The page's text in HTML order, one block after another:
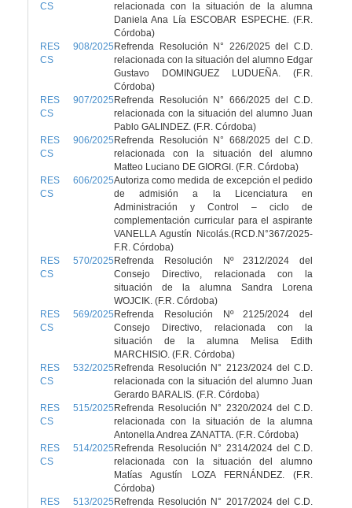
CS
relacionada con la situación de la alumna
Daniela Ana Lía ESCOBAR ESPECHE. (F.R.
Córdoba)
RES 908/2025
CS
Refrenda Resolución N° 226/2025 del C.D.
relacionada con la situación del alumno Edgar
Gustavo DOMINGUEZ LUDUEÑA. (F.R.
Córdoba)
RES 907/2025
CS
Refrenda Resolución N° 666/2025 del C.D.
relacionada con la situación del alumno Juan
Pablo GALINDEZ. (F.R. Córdoba)
RES 906/2025
CS
Refrenda Resolución N° 668/2025 del C.D.
relacionada con la situación del alumno
Matteo Luciano DE GIORGI. (F.R. Córdoba)
RES 606/2025
CS
Autoriza como medida de excepción el pedido
de admisión a la Licenciatura en
Administración y Control – ciclo de
complementación curricular para el aspirante
VANELLA Agustín Nicolás.(RCD.N°367/2025-
F.R. Córdoba)
RES 570/2025
CS
Refrenda Resolución Nº 2312/2024 del
Consejo Directivo, relacionada con la
situación de la alumna Sandra Lorena
WOJCIK. (F.R. Córdoba)
RES 569/2025
CS
Refrenda Resolución Nº 2125/2024 del
Consejo Directivo, relacionada con la
situación de la alumna Melisa Edith
MARCHISIO. (F.R. Córdoba)
RES 532/2025
CS
Refrenda Resolución N° 2123/2024 del C.D.
relacionada con la situación del alumno Juan
Gerardo BARALIS. (F.R. Córdoba)
RES 515/2025
CS
Refrenda Resolución N° 2320/2024 del C.D.
relacionada con la situación de la alumna
Antonella Andrea ZANATTA. (F.R. Córdoba)
RES 514/2025
CS
Refrenda Resolución N° 2314/2024 del C.D.
relacionada con la situación del alumno
Matías Agustín LOZA FERNÁNDEZ. (F.R.
Córdoba)
RES 513/2025 Refrenda Resolución N° 2017/2024 del C.D.